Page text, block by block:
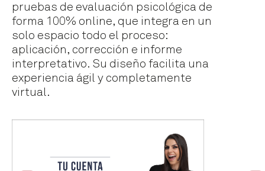
pruebas de evaluación psicológica de
forma 100% online, que integra en un
solo espacio todo el proceso:
aplicación, corrección e informe
interpretativo. Su diseño facilita una
experiencia ágil y completamente
virtual.